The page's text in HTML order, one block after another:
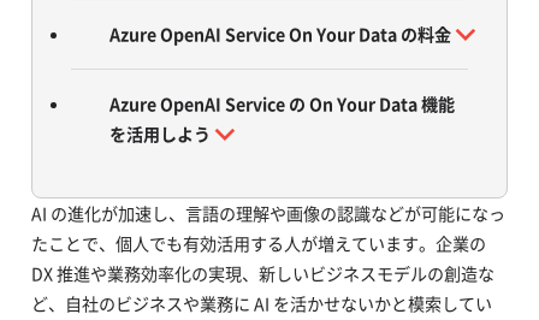
Azure OpenAI Service On Your Data の料金
Azure OpenAI Service の On Your Data 機能
を活用しよう
AI の進化が加速し、言語の理解や画像の認識などが可能になっ
たことで、個人でも有効活用する人が増えています。企業の
DX 推進や業務効率化の実現、新しいビジネスモデルの創造な
ど、自社のビジネスや業務に AI を活かせないかと模索してい